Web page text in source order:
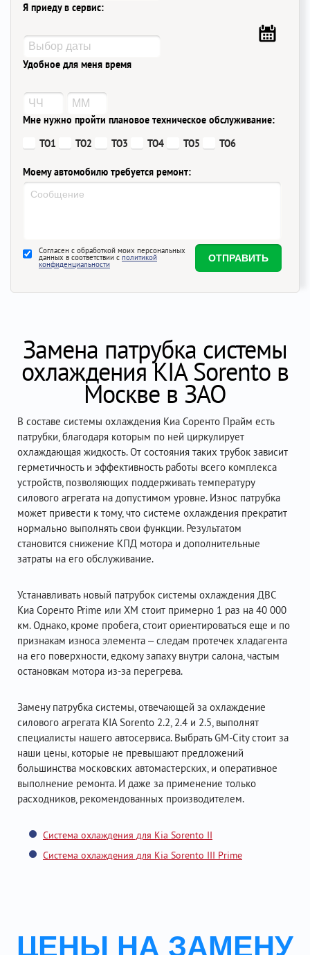
Я приеду в сервис:
Удобное для меня время
Мне нужно пройти плановое техническое обслуживание:
ТО1
ТО2 ТО3 ТО4 ТО5 ТО6
Моему автомобилю требуется ремонт:
Согласен с обработкой моих персональных
данных в соответствии с политикой
конфиденциальности
Замена патрубка системы
охлаждения KIA Sorento в
Москве в ЗАО
В составе системы охлаждения Киа Соренто Прайм есть
патрубки, благодаря которым по ней циркулирует
охлаждающая жидкость. От состояния таких трубок зависит
герметичность и эффективность работы всего комплекса
устройств, позволяющих поддерживать температуру
силового агрегата на допустимом уровне. Износ патрубка
может привести к тому, что системе охлаждения прекратит
нормально выполнять свои функции. Результатом
становится снижение КПД мотора и дополнительные
затраты на его обслуживание.
Устанавливать новый патрубок системы охлаждения ДВС
Киа Соренто Prime или XM стоит примерно 1 раз на 40 000
км. Однако, кроме пробега, стоит ориентироваться еще и по
признакам износа элемента – следам протечек хладагента
на его поверхности, едкому запаху внутри салона, частым
остановкам мотора из-за перегрева.
Замену патрубка системы, отвечающей за охлаждение
силового агрегата KIA Sorento 2.2, 2.4 и 2.5, выполнят
специалисты нашего автосервиса. Выбрать GM-City стоит за
наши цены, которые не превышают предложений
большинства московских автомастерских, и оперативное
выполнение ремонта. И даже за применение только
расходников, рекомендованных производителем.
Система охлаждения для Kia Sorento II
Система охлаждения для Kia Sorento III Prime
ЦЕНЫ НА ЗАМЕНУ